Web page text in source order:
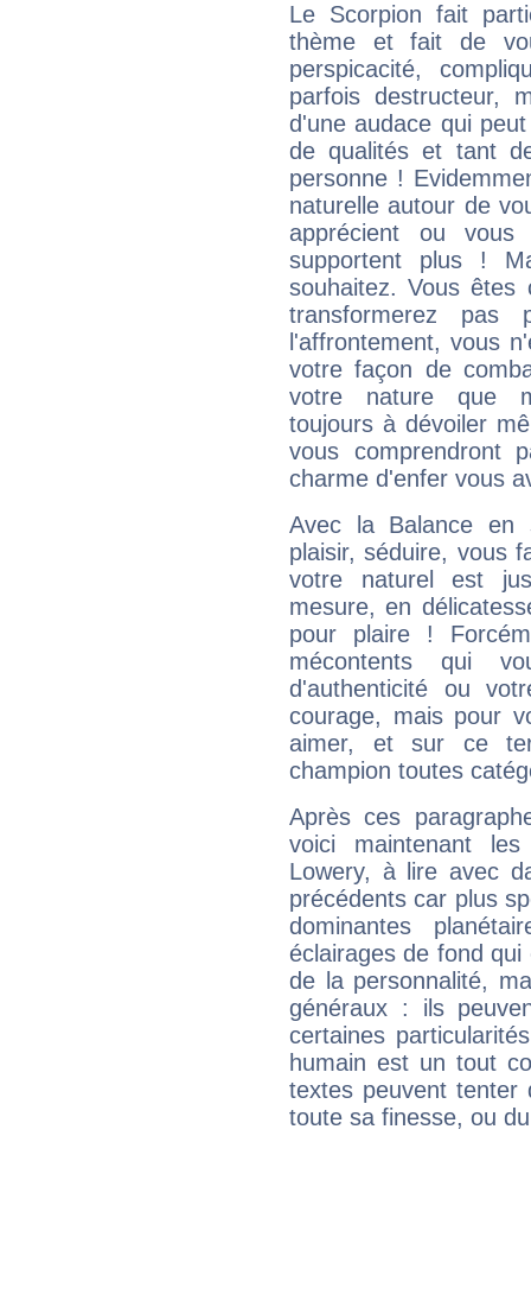
Le Scorpion fait
thème et fait de
perspicacité,
parfois destructeur,
d'une audace qui
de qualités et tant
personne !
naturelle autour de
apprécient ou
supportent plus !
souhaitez. Vous
transformerez
l'affrontement, vous
votre façon de
votre nature que
toujours à dévoiler
vous comprendront
charme d'enfer vous
Avec la Balance en
plaisir, séduire, vous
votre naturel est
mesure, en
pour plaire !
mécontents qui
d'authenticité ou
courage, mais pour
aimer, et sur ce
champion toutes
Après ces
voici maintenant
Lowery, à lire avec
précédents car plus
dominantes
éclairages de fond
de la personnalité,
généraux : ils
certaines
humain est un tout
textes peuvent tenter
toute sa finesse, ou